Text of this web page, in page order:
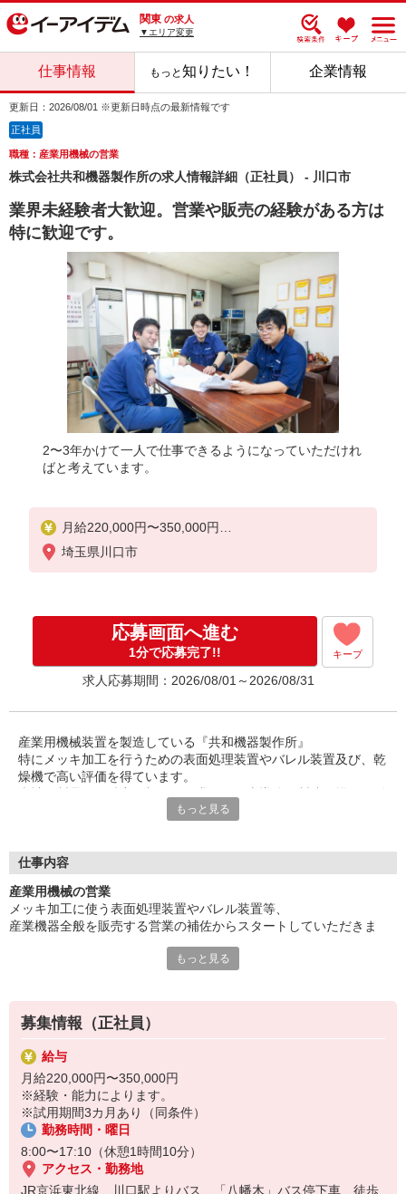
関東 の求人
▼エリア変更
仕事情報 もっと知りたい！ 企業情報
更新日：2026/08/01 ※更新日時点の最新情報です
正社員
職種：産業用機械の営業
株式会社共和機器製作所の求人情報詳細（正社員） - 川口市
業界未経験者大歓迎。営業や販売の経験がある方は
特に歓迎です。
2〜3年かけて一人で仕事できるようになっていただけれ
ばと考えています。
月給220,000円〜350,000円
※経験・能力によります。
※試用期間3カ月あり（同条件）
埼玉県川口市
応募画面へ進む
1分で応募完了!! キープ
求人応募期間：2026/08/01～2026/08/31
産業用機械装置を製造している『共和機器製作所』
特にメッキ加工を行うための表面処理装置やバレル装置及び、乾
燥機で高い評価を得ています。
業績は好調◎
っています。
そんな当社で只今営業スタッフを募集中！業界を問わず、営業の
当社の製品のことは入社してから覚えていただければ結構です。
全。ノルマもありません♪
もっと見る
仕事内容
産業用機械の営業
メッキ加工に使う表面処理装置やバレル装置等、
産業機器全般を販売する営業の補佐からスタートしていただきま
Excelを使用した見積書の作成、PowerPointを使用して製品資料の作
ます。
もっと見る
募集情報（正社員）
給与
月給220,000円〜350,000円
※経験・能力によります。
※試用期間3カ月あり（同条件）
勤務時間・曜日
8:00〜17:10（休憩1時間10分）
アクセス・勤務地
JR京浜東北線 川口駅よりバス、「八幡木」バス停下車、徒歩